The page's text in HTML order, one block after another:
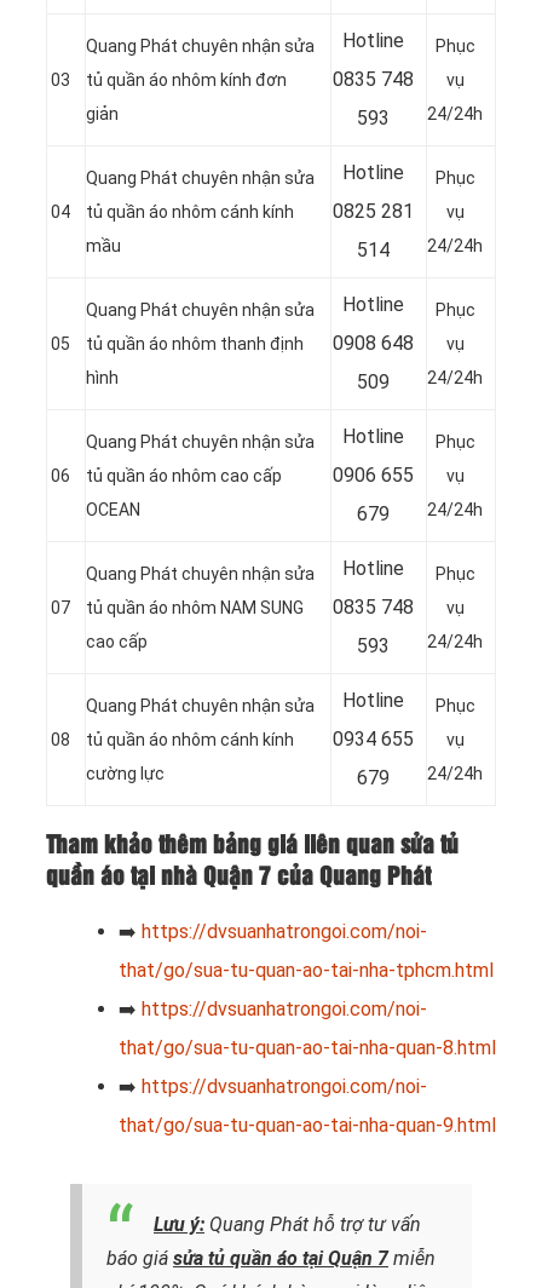
03
Quang Phát chuyên nhận sửa
tủ quần áo nhôm kính đơn
giản
Hotline
0835 748
593
Phục
vụ
24/24h
04
Quang Phát chuyên nhận sửa
tủ quần áo nhôm cánh kính
mầu
Hotline
0825 281
514
Phục
vụ
24/24h
05
Quang Phát chuyên nhận sửa
tủ quần áo nhôm thanh định
hình
Hotline
0908 648
509
Phục
vụ
24/24h
06
Quang Phát chuyên nhận sửa
tủ quần áo nhôm cao cấp
OCEAN
Hotline
0906 655
679
Phục
vụ
24/24h
07
Quang Phát chuyên nhận sửa
tủ quần áo nhôm NAM SUNG
cao cấp
Hotline
0835 748
593
Phục
vụ
24/24h
08
Quang Phát chuyên nhận sửa
tủ quần áo nhôm cánh kính
cường lực
Hotline
0934 655
679
Phục
vụ
24/24h
Tham khảo thêm bảng giá liên quan sửa tủ
quần áo tại nhà Quận 7 của Quang Phát
➡️ https://dvsuanhatrongoi.com/noi-
that/go/sua-tu-quan-ao-tai-nha-tphcm.html
➡️ https://dvsuanhatrongoi.com/noi-
that/go/sua-tu-quan-ao-tai-nha-quan-8.html
➡️ https://dvsuanhatrongoi.com/noi-
that/go/sua-tu-quan-ao-tai-nha-quan-9.html
Lưu ý: Quang Phát hỗ trợ tư vấn
báo giá sửa tủ quần áo tại Quận 7miễn